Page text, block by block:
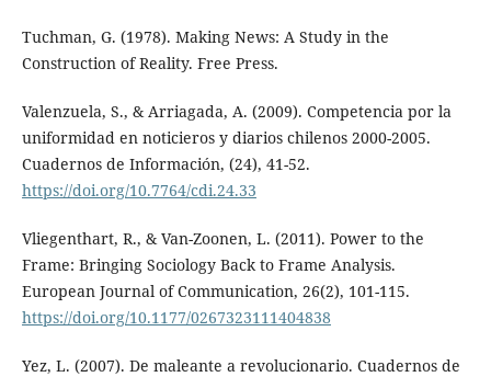
Tuchman, G. (1978). Making News: A Study in the
Construction of Reality. Free Press.
Valenzuela, S., & Arriagada, A. (2009). Competencia por la
uniformidad en noticieros y diarios chilenos 2000-2005.
Cuadernos de Información, (24), 41-52.
https://doi.org/10.7764/cdi.24.33
Vliegenthart, R., & Van-Zoonen, L. (2011). Power to the
Frame: Bringing Sociology Back to Frame Analysis.
European Journal of Communication, 26(2), 101-115.
https://doi.org/10.1177/0267323111404838
Yez, L. (2007). De maleante a revolucionario. Cuadernos de